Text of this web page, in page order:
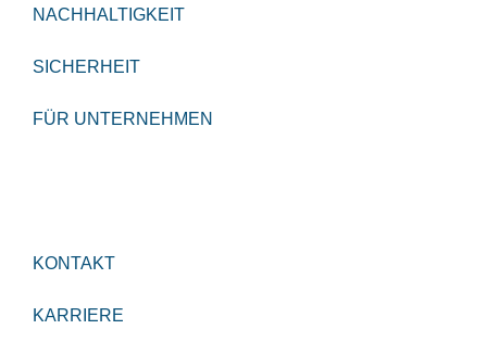
NACHHALTIGKEIT
SICHERHEIT
FÜR UNTERNEHMEN
KONTAKT
KARRIERE